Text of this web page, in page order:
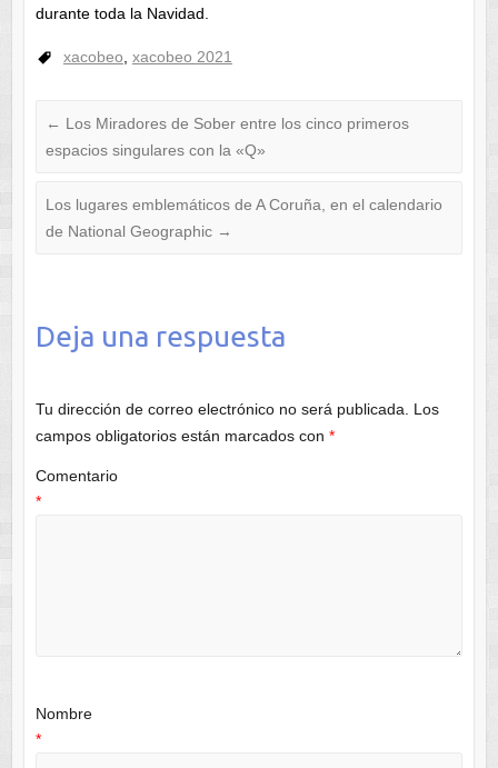
durante toda la Navidad.
xacobeo xacobeo 2021
← Los Miradores de Sober entre los cinco primeros
espacios singulares con la «Q»
Los lugares emblemáticos de A Coruña, en el calendario
de National Geographic →
Deja una respuesta
Tu dirección de correo electrónico no será publicada.
Los
campos obligatorios están marcados con *
Comentario
*
Nombre
*